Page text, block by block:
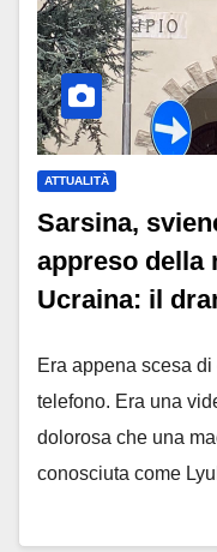
ATTUALITÀ
Sarsina,
appreso della
Ucraina: il
Era appena scesa
telefono. Era una
dolorosa che una
conosciuta come